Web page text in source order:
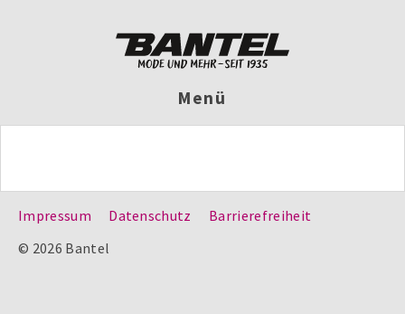
Menü
Impressum Datenschutz
Barrierefreiheit
© 2026 Bantel